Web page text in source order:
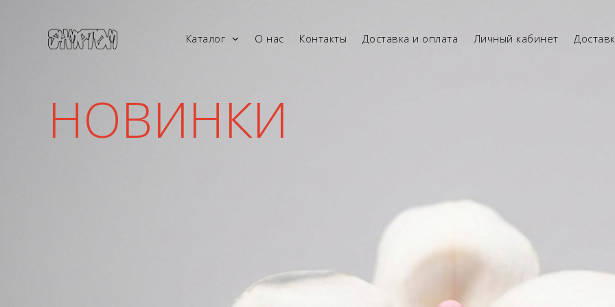
Каталог О нас Контакты Доставка и оплата Личный кабинет
НОВИНКИ